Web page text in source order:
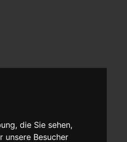
die Sie sehen,
unsere Besucher